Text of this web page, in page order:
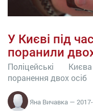
У Києві під
поранили
Поліцейські
поранення двох осіб
Яна Вичавка —